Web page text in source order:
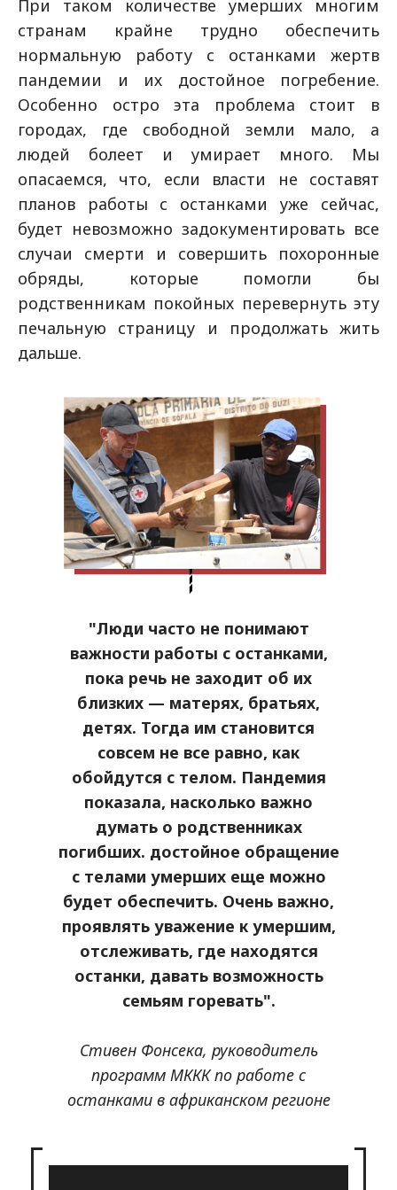
При таком количестве умерших многим
странам крайне трудно обеспечить
нормальную работу с останками жертв
пандемии и их достойное погребение.
Особенно остро эта проблема стоит в
городах, где свободной земли мало, а
людей болеет и умирает много. Мы
опасаемся, что, если власти не составят
планов работы с останками уже сейчас,
будет невозможно задокументировать все
случаи смерти и совершить похоронные
обряды, которые помогли бы
родственникам покойных перевернуть эту
печальную страницу и продолжать жить
дальше.
"Люди часто не понимают
важности работы с останками,
пока речь не заходит об их
близких — матерях, братьях,
детях. Тогда им становится
совсем не все равно, как
обойдутся с телом. Пандемия
показала, насколько важно
думать о родственниках
погибших. достойное обращение
с телами умерших еще можно
будет обеспечить. Очень важно,
проявлять уважение к умершим,
отслеживать, где находятся
останки, давать возможность
семьям горевать".
Стивен Фонсека, руководитель
программ МККК по работе с
останками в африканском регионе